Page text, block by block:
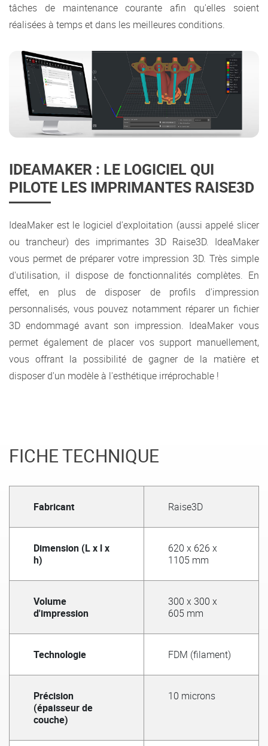
tâches de maintenance courante afin qu'elles soient
réalisées à temps et dans les meilleures conditions.
IDEAMAKER : LE LOGICIEL QUI
PILOTE LES IMPRIMANTES RAISE3D
IdeaMaker est le logiciel d'exploitation (aussi appelé slicer
ou trancheur) des imprimantes 3D Raise3D. IdeaMaker
vous permet de préparer votre impression 3D. Très simple
d'utilisation, il dispose de fonctionnalités complètes. En
effet, en plus de disposer de profils d'impression
personnalisés, vous pouvez notamment réparer un fichier
3D endommagé avant son impression. IdeaMaker vous
permet également de placer vos support manuellement,
vous offrant la possibilité de gagner de la matière et
disposer d'un modèle à l'esthétique irréprochable !
FICHE TECHNIQUE
Fabricant Raise3D
Dimension (L x l x
h)
620 x 626 x
1105 mm
Volume
d'impression
300 x 300 x
605 mm
Technologie FDM (filament)
Précision
(épaisseur de
couche)
10 microns